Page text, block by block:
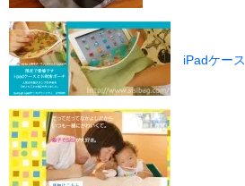
iPadケース